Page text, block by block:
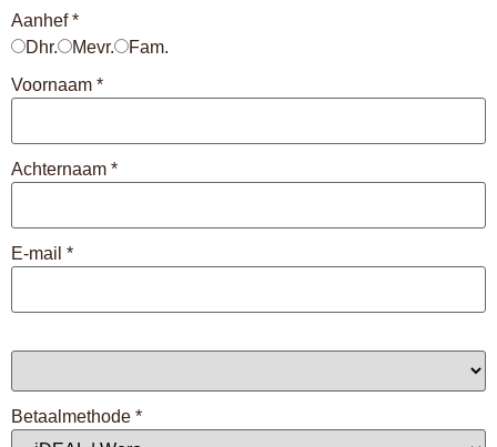
Aanhef*
Dhr.
Mevr.
Fam.
Voornaam *
Achternaam *
E-mail *
Betaalmethode *